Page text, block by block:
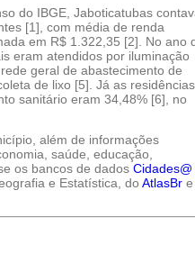
do IBGE, Jaboticatubas
[1], com média de renda
em R$ 1.322,35 [2]. No ano
eram atendidos por iluminação
geral de abastecimento de
de lixo [5]. Já as residências
sanitário eram 34,48% [6], no
além de informações
saúde, educação,
os bancos de dados Cidades@
e Estatística, doAtlasBr e